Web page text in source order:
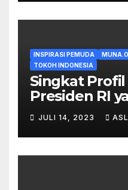
INSPIRASI PEMUDA
TOKOH INDONESIA
Singkat Profil
Presiden RI
Menurut
JULI 14, 2023